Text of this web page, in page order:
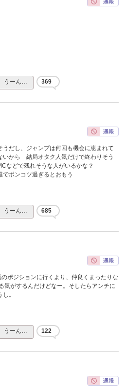
うーん… 369
うだし、ジャンプは何回も機会に恵まれて
いから 結局オタク人気だけで終わりそう
などで残れそうな人がいるかな？
ポンコツ過ぎるとおもう
うーん… 685
ポジションに行くより、仲良くまったりな
気がするんだけどなー。そしたらアンチに
。
うーん… 122